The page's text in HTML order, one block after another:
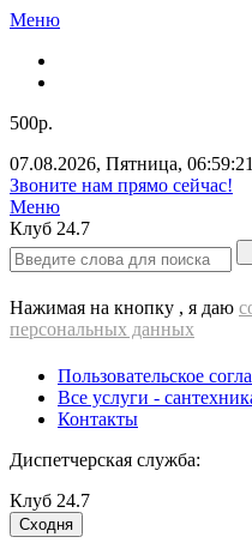
Меню
500р.
07.08.2026, Пятница, 06:59:22
Звоните нам прямо сейчас!
Меню
Клуб 24.7
Нажимая на кнопку , я даю
персональных данных
Пользовательское
Все услуги -
Контакты
Диспетчерская служба:
Клуб 24.7
Сходня